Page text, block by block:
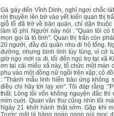
Gà gáy đến Vĩnh Dinh, nghỉ ngơi chốc
rời thuyền lên bờ vào yết kiến quan thị
giỗ tổ đã trở về bản quán, chỉ dặn
làm lộ phí. Người này nói : "Quan tôi có
mọn gọi là tỏ tình". Quan thị trấn còn
20 người, đầy đủ quân nhu đi hộ tống.
đường, nhưng binh lính tùy tùng, vì cớ
giờ ngọ mới ra đi, tối đến ngủ trọ tại xã
ơn tại cái miếu xã này, tổ chức một
phụ vào một đồng nữ ngồi trên xập; cô
: "Thánh mẫu linh hiển báo ứng không
điều chi hãy tới lạy xin". Tôi đáp rằng
thất. Lòng tôi vốn không nguyện đắc
mỉm cuời. Quan văn thư cũng nhìn tôi
Ngày 21 khởi hành thật sớm. Gặp khi